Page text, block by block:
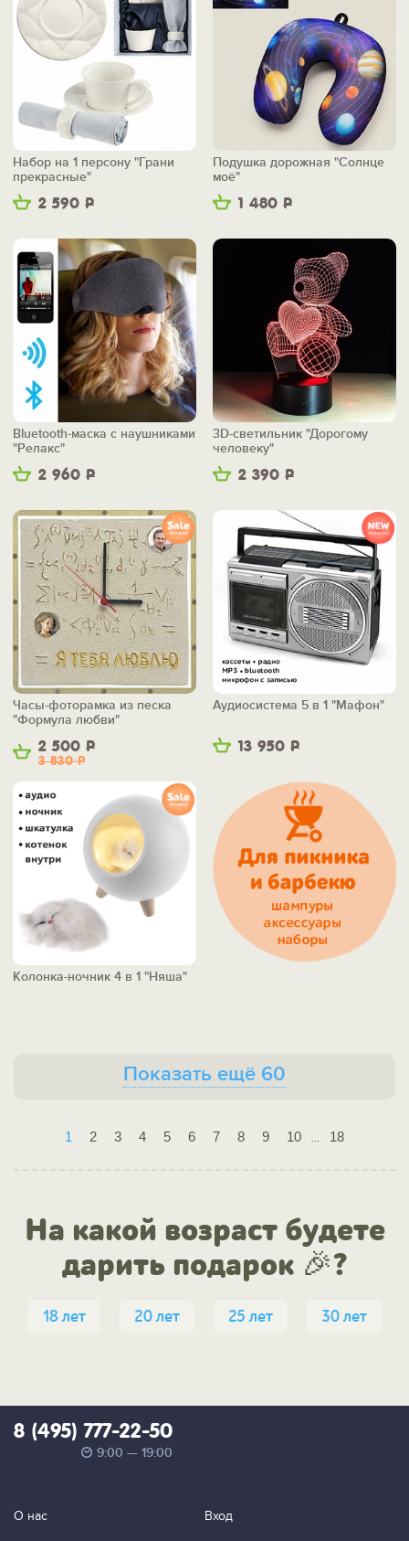
2 590 Р
Набор на 1 персону "Грани
прекрасные"
1 480 Р
Подушка дорожная "Солнце
моё"
2 960 Р
Bluetooth-маска с наушниками
"Релакс"
2 390 Р
3D-светильник "Дорогому
человеку"
2 500 Р
3 830Р
Часы-фоторамка из песка
"Формула любви"
13 950 Р
Аудиосистема 5 в 1 "Мафон"
Колонка-ночник 4 в 1 "Няша"
Показать ещё 60
1 2 3 4 5 6 7 8 9 10 ... 18
На какой возраст будете
дарить подарок 🎉?
18 лет 20 лет 25 лет 30 лет
8 (495) 777-22-50
9:00 — 19:00
О нас Вход